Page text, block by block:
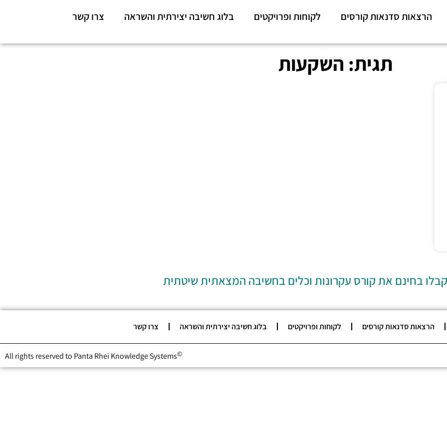
הרצאות סדנאות קורסים לקוחות ופרויקטים בלוג חשיבה יצירתית והשראה צרו קשר
תגית: השקעות
בחינם את קורס עקרונות וכלים בחשיבה המצאתית שיטתית
הרצאות סדנאות קורסים לקוחות ופרויקטים בלוג חשיבה יצירתית והשראה צרו קשר
All rights reserved to Panta Rhei Knowledge Systems©